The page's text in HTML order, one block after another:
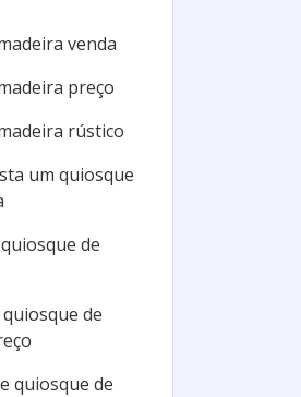
venda
preço
rústico
um quiosque
de
de
quiosque de